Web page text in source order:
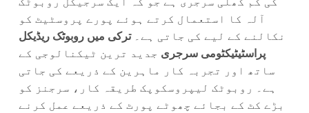
آلہ کا استعمال کرتے ہوئے پورے پروسٹیٹ کو
نکالنے کے لیے کی جاتی ہے۔ترکی میں روبوٹک ریڈیکل
پراسٹیٹیکٹومی سرجری جدید ترین ٹیکنالوجی کے
ساتھ اور تجربہ کار ماہرین کے ذریعے کی جاتی
ہے۔ روبوٹک لیپروسکوپک طریقہ کار، سرجنز کو
بڑے کٹ کے بجائے چھوٹے پورٹ کے ذریعے عمل کرنے